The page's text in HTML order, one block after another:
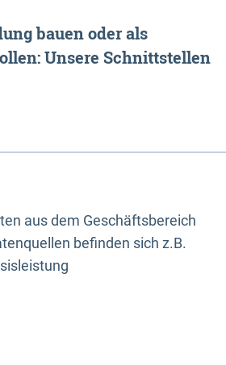
bauen oder als
Unsere Schnittstellen
aus dem Geschäftsbereich
befinden sich z.B.